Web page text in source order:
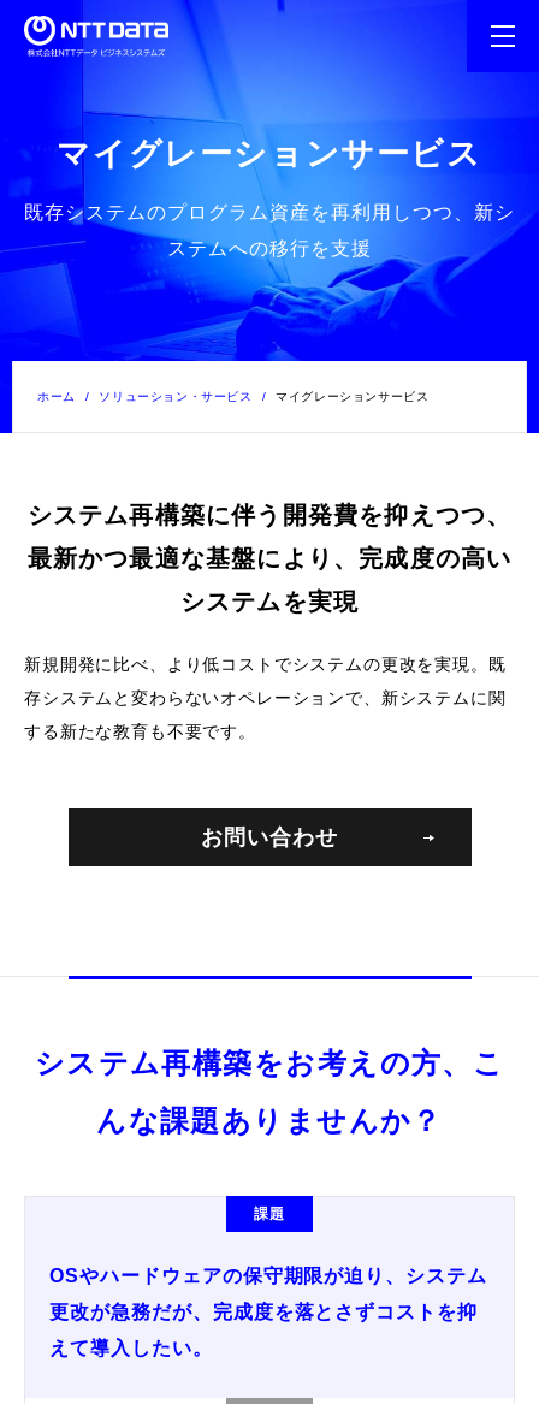
マイグレーションサービス
既存システムのプログラム資産を再利用しつつ、新シ
ステムへの移行を支援
ホーム ソリューション・サービス マイグレーションサービス
システム再構築に伴う開発費を抑えつつ、
最新かつ最適な基盤により、完成度の高い
システムを実現
新規開発に比べ、より低コストでシステムの更改を実現。
既
存システムと変わらないオペレーションで、新システムに関
する新たな教育も不要です。
お問い合わせ
システム再構築をお考えの方、こ
んな課題ありませんか？
課題
OSやハードウェアの保守期限が迫り、システム
更改が急務だが、完成度を落とさずコストを抑
えて導入したい。